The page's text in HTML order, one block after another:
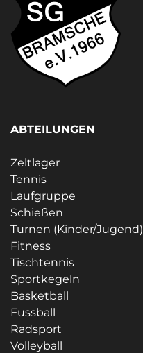
ABTEILUNGEN
Zeltlager
Tennis
Laufgruppe
Schießen
Turnen (Kinder/Jugend)
Fitness
Tischtennis
Sportkegeln
Basketball
Fussball
Radsport
Volleyball